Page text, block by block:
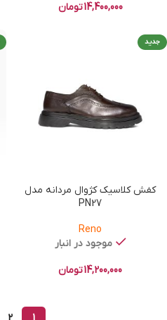
14,400,000تومان
جدید
کفش کلاسیک کژوال مردانه مدل
PN27
Reno
موجود در انبار
14,200,000تومان